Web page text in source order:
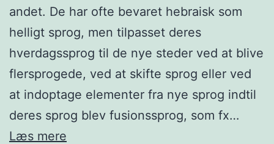
andet. De har ofte bevaret hebraisk som
helligt sprog, men tilpasset deres
hverdagssprog til de nye steder ved at blive
flersprogede, ved at skifte sprog eller ved
at indoptage elementer fra nye sprog indtil
deres sprog blev fusionssprog, som fx…
Læs mere